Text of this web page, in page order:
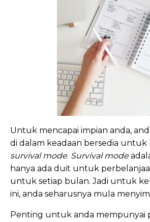
Untuk mencapai impian anda,
di dalam keadaan bersedia untuk
survival mode. Survival mode
hanya ada duit untuk
untuk setiap bulan. Jadi untuk
ini, anda seharusnya mula
Penting untuk anda mempunyai